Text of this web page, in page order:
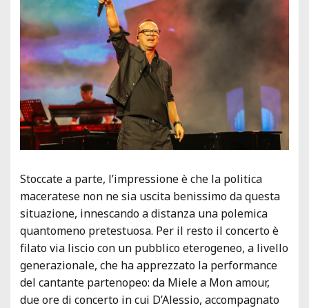
Stoccate a parte, l’impressione è che la politica
maceratese non ne sia uscita benissimo da questa
situazione, innescando a distanza una polemica
quantomeno pretestuosa. Per il resto il concerto è
filato via liscio con un pubblico eterogeneo, a livello
generazionale, che ha apprezzato la performance
del cantante partenopeo: da Miele a Mon amour,
due ore di concerto in cui D’Alessio, accompagnato